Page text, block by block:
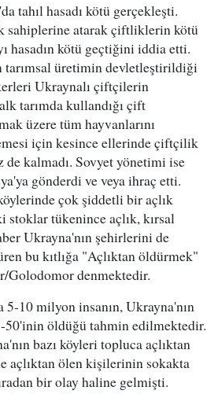
tahıl hasadı kötü gerçekleşti.
sahiplerine atarak çiftliklerin kötü
hasadın kötü geçtiğini iddia etti.
tarımsal üretimin devletleştirildiği
Ukraynalı çiftçilerin
tarımda kullandığı çift
üzere tüm hayvanlarını
için kesince ellerinde çiftçilik
de kalmadı. Sovyet yönetimi ise
gönderdi ve veya ihraç etti.
çok şiddetli bir açlık
stoklar tükenince açlık, kırsal
Ukrayna'nın şehirlerini de
bu kıtlığa "Açlıktan öldürmek"
Golodomor denmektedir.
5-10 milyon insanın, Ukrayna'nın
50'inin öldüğü tahmin edilmektedir.
bazı köyleri topluca açlıktan
açlıktan ölen kişilerinin sokakta
bir olay haline gelmişti.